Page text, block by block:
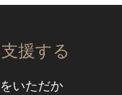
援する
いただか